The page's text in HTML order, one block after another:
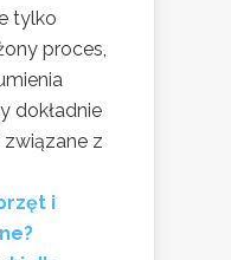
tylko
proces,
dokładnie
z
i